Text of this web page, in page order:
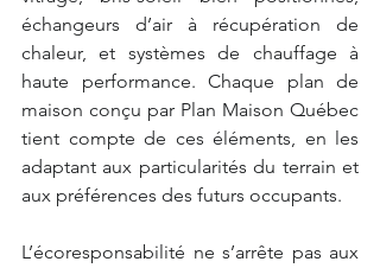
échangeurs d’air à récupération de
chaleur, et systèmes de chauffage à
haute performance. Chaque plan de
maison conçu par Plan Maison Québec
tient compte de ces éléments, en les
adaptant aux particularités du terrain et
aux préférences des futurs occupants.
L’écoresponsabilité ne s’arrête pas aux